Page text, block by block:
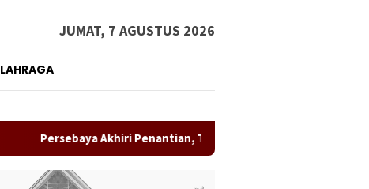
JUMAT, 7 AGUSTUS 2026
Akhiri Penantian, Taklukkan Persib Lewat Adu Penalti dan